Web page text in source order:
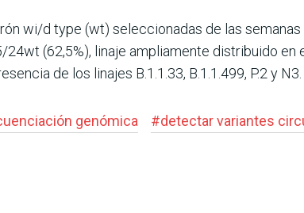
wi/d type (wt) seleccionadas de las
(62,5%), linaje ampliamente distribuido en
de los linajes B.1.1.33, B.1.1.499, P.2 y N3.
genómica #detectar variantes